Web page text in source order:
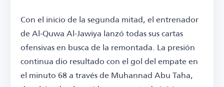
Con el inicio de la segunda mitad, el entrenador
de Al-Quwa Al-Jawiya lanzó todas sus cartas
ofensivas en busca de la remontada. La presión
continua dio resultado con el gol del empate en
el minuto 68 a través de Muhannad Abu Taha,